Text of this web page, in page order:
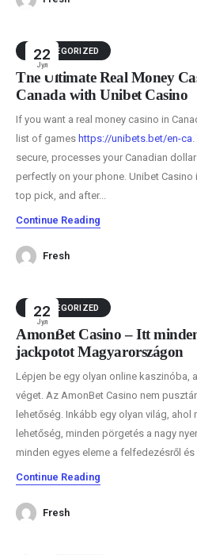
22
Јул
UNCATEGORIZED
The Ultimate Real Money
Canada with Unibet Casino
If you want a real money casino in
list of games https://unibets.bet/en-ca
secure, processes your Canadian
perfectly on your phone. Unibet
top pick, and after...
Continue Reading
Fresh
22
Јул
UNCATEGORIZED
AmonBet Casino – Itt
jackpotot Magyarországon
Lépjen be egy olyan online kaszinóba,
véget. Az AmonBet Casino nem
lehetőség. Inkább egy olyan világ, ahol
lehetőség, minden pörgetés a nagy
minden egyes eleme a felfedezésről és
Continue Reading
Fresh